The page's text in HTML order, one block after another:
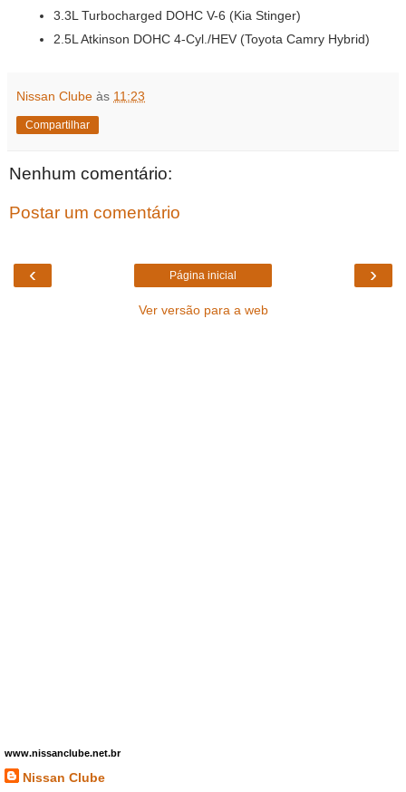
3.3L Turbocharged DOHC V-6 (Kia Stinger)
2.5L Atkinson DOHC 4-Cyl./HEV (Toyota Camry Hybrid)
Nissan Clube às 11:23
Compartilhar
Nenhum comentário:
Postar um comentário
‹ ›
Página inicial
Ver versão para a web
www.nissanclube.net.br
Nissan Clube